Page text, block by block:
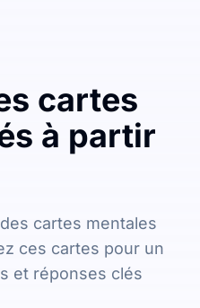
cartes
à partir
cartes mentales
ces cartes pour un
et réponses clés